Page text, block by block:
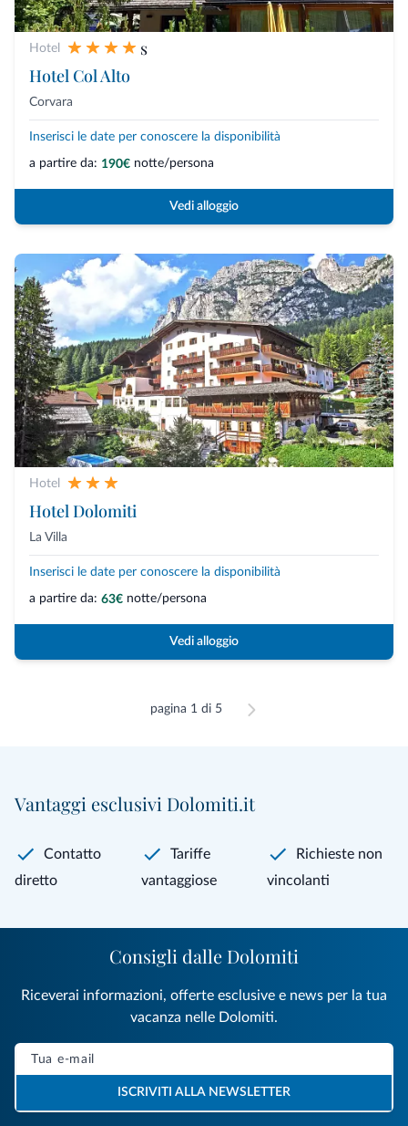
Hotel
s
Hotel Col Alto
Corvara
Inserisci le date per conoscere la disponibilità
a partire da: 190€ notte/persona
Vedi alloggio
Hotel
Hotel Dolomiti
La Villa
Inserisci le date per conoscere la disponibilità
a partire da: 63€ notte/persona
Vedi alloggio
pagina 1 di 5
Vantaggi esclusivi Dolomiti.it
Contatto
diretto
Tariffe
vantaggiose
Richieste non
vincolanti
Consigli dalle Dolomiti
Riceverai informazioni, offerte esclusive e news per la tua
vacanza nelle Dolomiti.
ISCRIVITI ALLA NEWSLETTER